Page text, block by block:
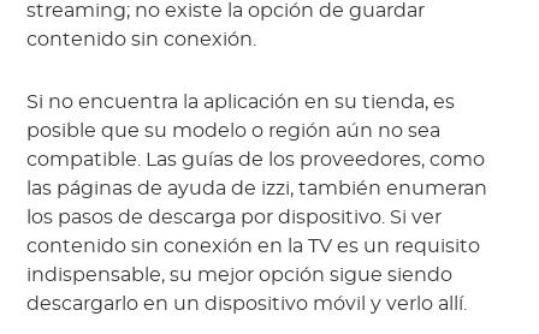
streaming; no existe la opción de guardar
contenido sin conexión.
Si no encuentra la aplicación en su tienda, es
posible que su modelo o región aún no sea
compatible. Las guías de los proveedores, como
las páginas de ayuda de izzi, también enumeran
los pasos de descarga por dispositivo. Si ver
contenido sin conexión en la TV es un requisito
indispensable, su mejor opción sigue siendo
descargarlo en un dispositivo móvil y verlo allí.